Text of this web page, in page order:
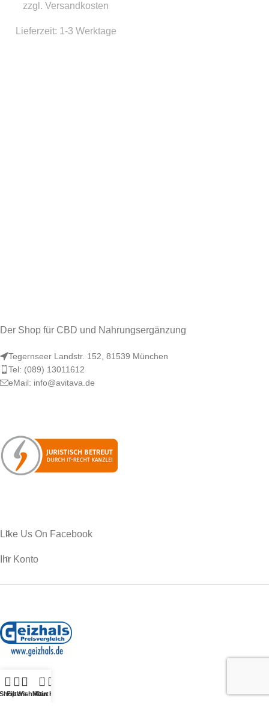
zzgl. Versandkosten
Lieferzeit: 1-3 Werktage
Der Shop für CBD und Nahrungsergänzung
Tegernseer Landstr. 152, 81539 München
Tel: (089) 13011612
eMail: info@avitava.de
Like Us On Facebook
Ihr Konto
Shop
FiltersWishlist
0
Cart
Mein Konto